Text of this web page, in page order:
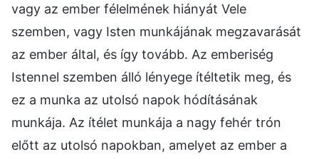
vagy az ember félelmének hiányát Vele
szemben, vagy Isten munkájának megzavarását
az ember által, és így tovább. Az emberiség
Istennel szemben álló lényege ítéltetik meg, és
ez a munka az utolsó napok hódításának
munkája. Az ítélet munkája a nagy fehér trón
előtt az utolsó napokban, amelyet az ember a